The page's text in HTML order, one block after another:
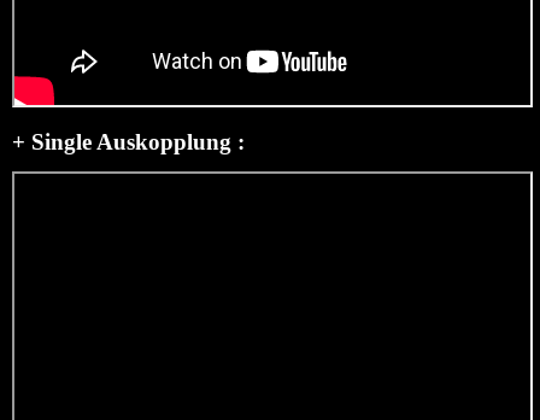
+ Single Auskopplung :